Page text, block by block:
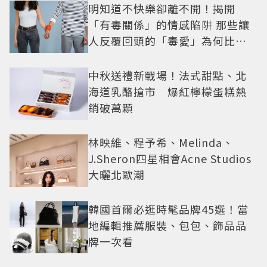
明知道不快樂卻離不開！揭開
「有毒關係」的情感陷阱 那些讓
人反覆回頭的「毒愛」為何比菸
中秋送禮新戰場！法式甜點、北
海道乳酪搶市 爆紅檸檬蛋糕熱
銷破萬顆
林映維、程予希、Melinda、
J.Sheron四星相會Acne Studios
大曬北歐潮
韓國首爾必逛時髦品牌45選！當
地編輯推薦服裝、包包、飾品品
牌一次看